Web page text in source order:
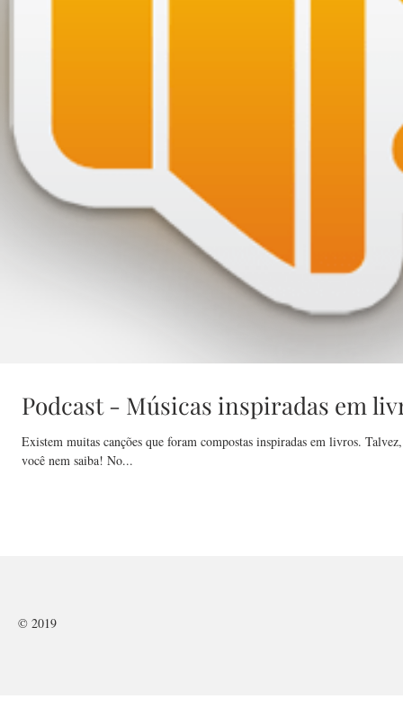
Podcast - Músicas inspiradas em
Existem muitas canções que foram compostas inspiradas em livros.
você nem saiba! No...
© 2019